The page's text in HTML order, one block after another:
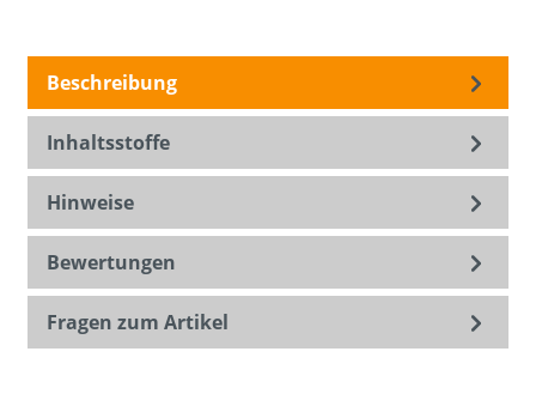
Beschreibung
Inhaltsstoffe
Hinweise
Bewertungen
Fragen zum Artikel